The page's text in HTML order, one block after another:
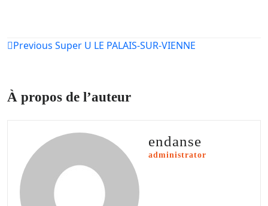
Navigation
Previous Super U LE PALAIS-SUR-VIENNE
À propos de l’auteur
endanse
administrator